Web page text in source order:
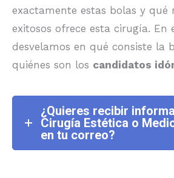
exactamente estas bolas y qué
exitosos ofrece esta cirugía. En
desvelamos en qué consiste la
quiénes son los candidatos
¿Quieres recibir
Cirugía Estética o
en tu correo?